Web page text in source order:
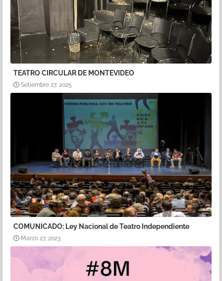
TEATRO CIRCULAR DE MONTEVIDEO
Setiembre 27, 2025
COMUNICADO: Ley Nacional de Teatro Independiente
Marzo 27, 2023